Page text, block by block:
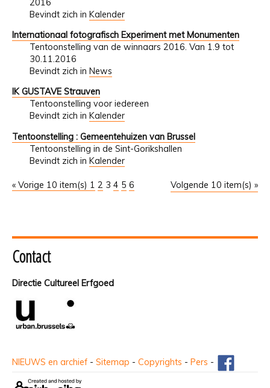
Bevindt zich in Kalender
Internationaal fotografisch Experiment met Monumenten
Tentoonstelling van de winnaars 2016. Van 1.9 tot
30.11.2016
Bevindt zich in News
IK GUSTAVE Strauven
Tentoonstelling voor iedereen
Bevindt zich in Kalender
Tentoonstelling : Gemeentehuizen van Brussel
Tentoonstelling in de Sint-Gorikshallen
Bevindt zich in Kalender
« Vorige 10 item(s) Volgende 10 item(s) »
1 2 3 4 5 6
Contact
Directie Cultureel Erfgoed
NIEUWS en archief - Sitemap - Copyrights - Pers -